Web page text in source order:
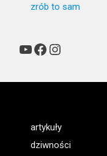
zrób to sam
YouTube
Facebook
Instagram
artykuły
dziwności